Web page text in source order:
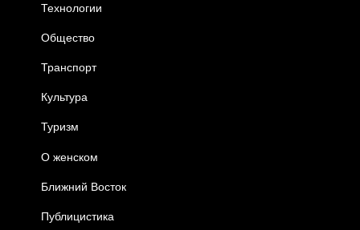
Технологии
Общество
Транспорт
Культура
Туризм
О женском
Ближний Восток
Публицистика